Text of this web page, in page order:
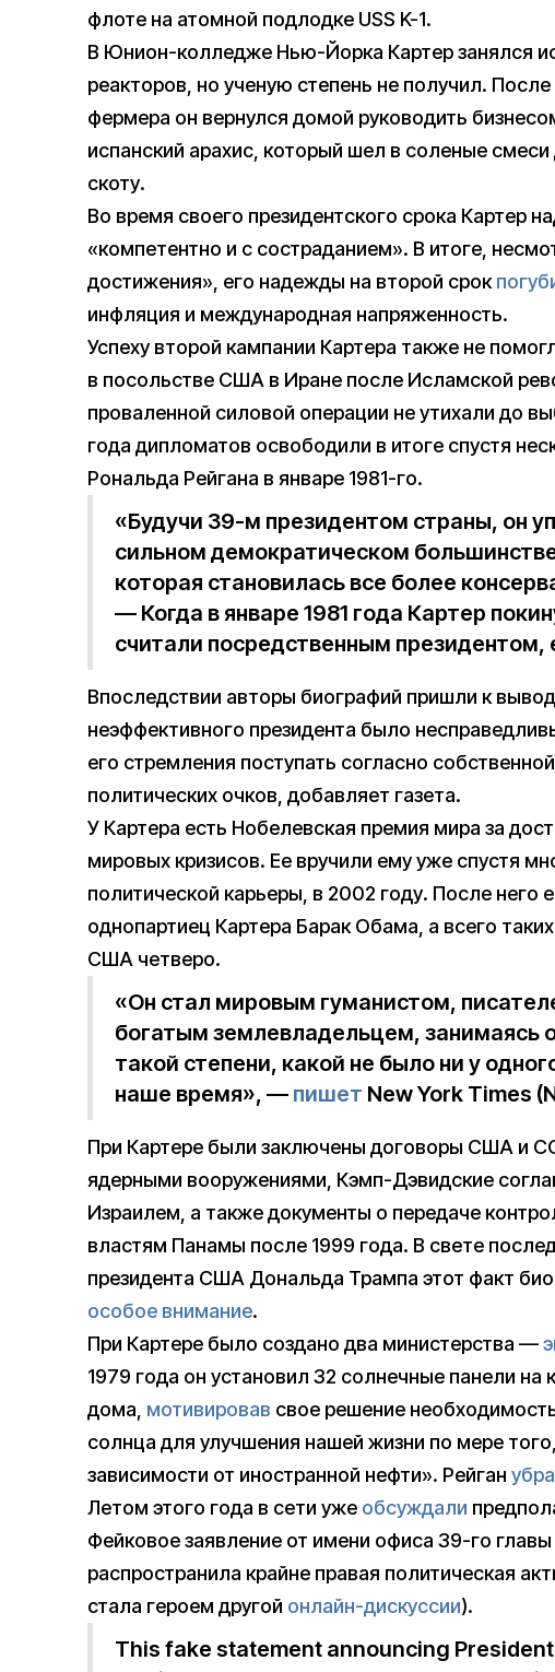
флоте на атомной подлодке USS K-1.
В Юнион-колледже Нью-Йорка Картер занялся
реакторов, но ученую степень не получил.
фермера он вернулся домой руководить
испанский арахис, который шел в соленые
скоту.
Во время своего президентского срока Картер
«компетентно и с состраданием». В итоге,
достижения», его надежды на второй срок
инфляция и международная напряженность.
Успеху второй кампании Картера также не
в посольстве США в Иране после Исламской
проваленной силовой операции не утихали до
года дипломатов освободили в итоге спустя
Рональда Рейгана в январе 1981-го.
«Будучи 39-м президентом страны, он
сильном демократическом
которая становилась все более
— Когда в январе 1981 года Картер
считали посредственным
Впоследствии авторы биографий пришли к
неэффективного президента было
его стремления поступать согласно
политических очков, добавляет газета.
У Картера есть Нобелевская премия мира за
мировых кризисов. Ее вручили ему уже спустя
политической карьеры, в 2002 году. После него
однопартиец Картера Барак Обама, а всего
США четверо.
«Он стал мировым гуманистом,
богатым землевладельцем, занимаясь
такой степени, какой не было ни у
наше время», — пишет New York Times
При Картере были заключены договоры США и
ядерными вооружениями, Кэмп-Дэвидские
Израилем, а также документы о передаче
властям Панамы после 1999 года. В свете
президента США Дональда Трампа этот факт
особое внимание.
При Картере было создано два министерства —
1979 года он установил 32 солнечные панели
дома, мотивировав свое решение
солнца для улучшения нашей жизни по мере
зависимости от иностранной нефти». Рейган
Летом этого года в сети уже обсуждали
Фейковое заявление от имени офиса 39-го
распространила крайне правая политическая
стала героем другой онлайн-дискуссии).
This fake statement announcing